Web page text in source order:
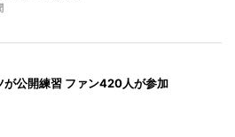
が公開練習 ファン420人が参加